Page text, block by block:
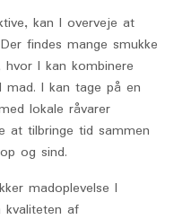
kan I overveje at
findes mange smukke
I kan kombinere
I kan tage på en
lokale råvarer
at tilbringe tid sammen
og sind.
madoplevelse I
af